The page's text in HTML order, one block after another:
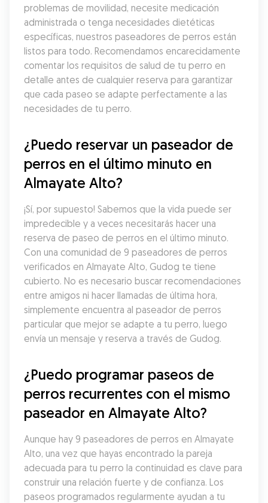
problemas de movilidad, necesite medicación
administrada o tenga necesidades dietéticas
específicas, nuestros paseadores de perros están
listos para todo. Recomendamos encarecidamente
comentar los requisitos de salud de tu perro en
detalle antes de cualquier reserva para garantizar
que cada paseo se adapte perfectamente a las
necesidades de tu perro.
¿Puedo reservar un paseador de
perros en el último minuto en
Almayate Alto?
¡Sí, por supuesto! Sabemos que la vida puede ser
impredecible y a veces necesitarás hacer una
reserva de paseo de perros en el último minuto.
Con una comunidad de 9 paseadores de perros
verificados en Almayate Alto, Gudog te tiene
cubierto. No es necesario buscar recomendaciones
entre amigos ni hacer llamadas de última hora,
simplemente encuentra al paseador de perros
particular que mejor se adapte a tu perro, luego
envía un mensaje y reserva a través de Gudog.
¿Puedo programar paseos de
perros recurrentes con el mismo
paseador en Almayate Alto?
Aunque hay 9 paseadores de perros en Almayate
Alto, una vez que hayas encontrado la pareja
adecuada para tu perro la continuidad es clave para
construir una relación fuerte y de confianza. Los
paseos programados regularmente ayudan a tu